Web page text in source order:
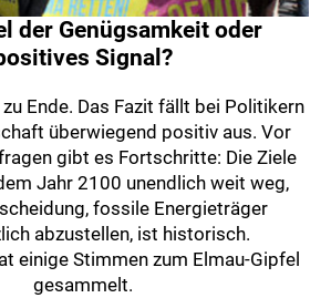
der Genügsamkeit oder
Signal?
Ende. Das Fazit fällt bei Politikern
überwiegend positiv aus. Vor
gibt es Fortschritte: Die Ziele
Jahr 2100 unendlich weit weg,
fossile Energieträger
abzustellen, ist historisch.
einige Stimmen zum Elmau-Gipfel
gesammelt.